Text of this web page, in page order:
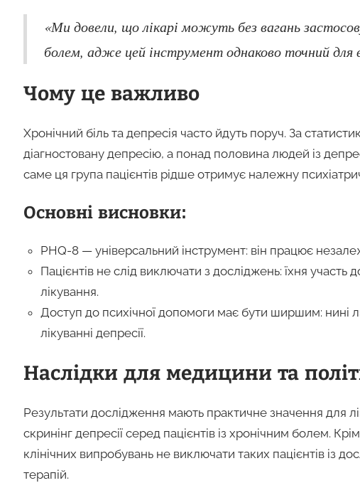
«Ми довели, що лікарі можуть без вагань
болем, адже цей інструмент однаково точний
Чому це важливо
Хронічний біль та депресія часто йдуть поруч. За
діагностовану депресію, а понад половина людей із
саме ця група пацієнтів рідше отримує належну
Основні висновки:
PHQ-8 — універсальний інструмент: він працює
Пацієнтів не слід виключати з досліджень: їхня
лікування.
Доступ до психічної допомоги має бути ширшим: нині
лікуванні депресії.
Наслідки для медицини та
Результати дослідження мають практичне значення для
скринінг депресії серед пацієнтів із хронічним болем.
клінічних випробувань не виключати таких пацієнтів із
терапій.